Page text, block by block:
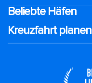
Beliebte Häfen
Kreuzfahrt planen